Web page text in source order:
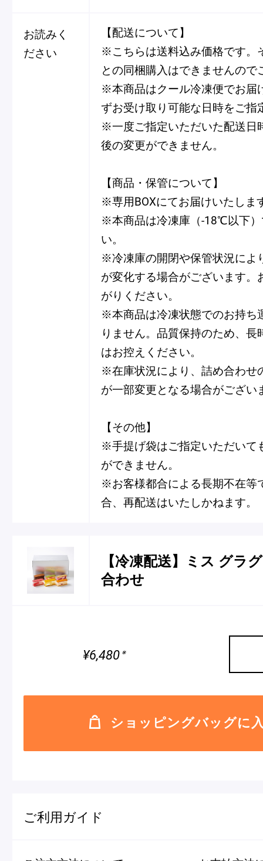
お読みく
ださい
【配送について】
※こちらは送料込み価格です。
との同梱購入はできませんので
※本商品はクール冷凍便でお届
ずお受け取り可能な日時をご指
※一度ご指定いただいた配送日
後の変更ができません。
【商品・保管について】
※専用BOXにてお届けいたしま
※本商品は冷凍庫（-18℃以下
い。
※冷凍庫の開閉や保管状況によ
が変化する場合がございます。
がりください。
※本商品は冷凍状態でのお持ち
りません。品質保持のため、長
はお控えください。
※在庫状況により、詰め合わせ
が一部変更となる場合がござい
【その他】
※手提げ袋はご指定いただいて
ができません。
※お客様都合による長期不在等
合、再配送はいたしかねます。
【冷凍配送】ミス グラ
合わせ
¥6,480 ※
ショッピングバッグに
ご利用ガイド